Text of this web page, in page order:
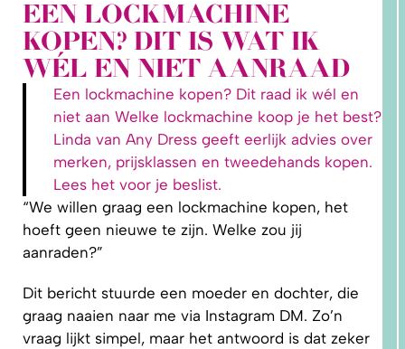
EEN LOCKMACHINE
KOPEN? DIT IS WAT IK
WÉL EN NIET AANRAAD
Een lockmachine kopen? Dit raad ik wél en
niet aan Welke lockmachine koop je het best?
Linda van Any Dress geeft eerlijk advies over
merken, prijsklassen en tweedehands kopen.
Lees het voor je beslist.
“We willen graag een lockmachine kopen, het
hoeft geen nieuwe te zijn. Welke zou jij
aanraden?”
Dit bericht stuurde een moeder en dochter, die
graag naaien naar me via Instagram DM. Zo’n
vraag lijkt simpel, maar het antwoord is dat zeker
1.
WAAROM
PAST
NIKS
GOED?
DAT LIGT
NIET AAN
JOU!
PRAKTISCHE
TIPS EN
TUTORIALS